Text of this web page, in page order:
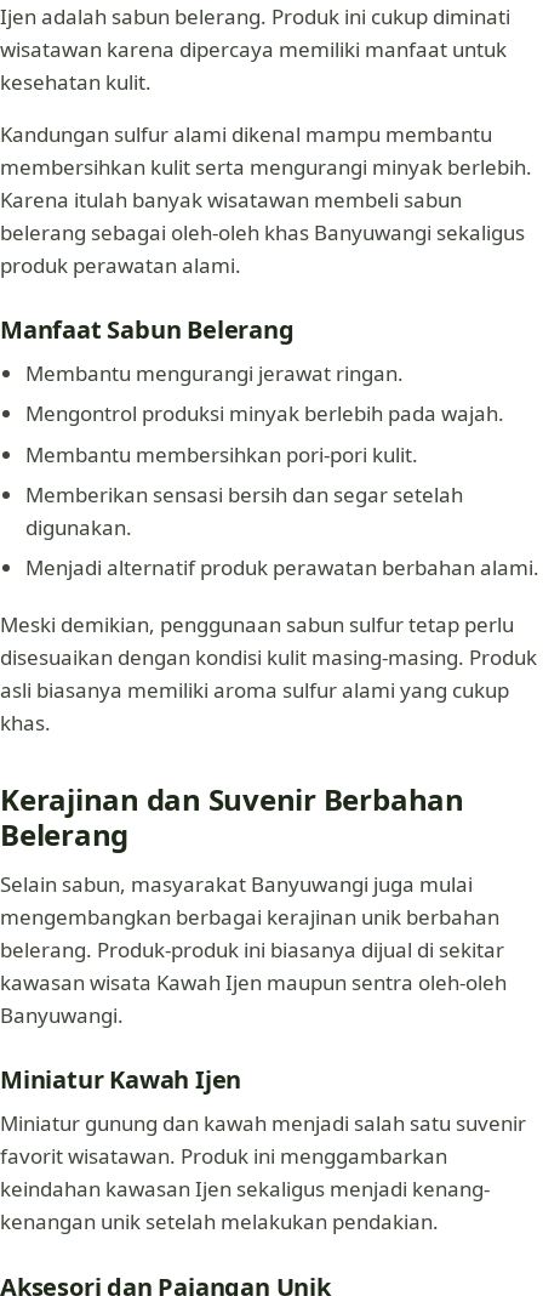
Ijen adalah sabun belerang. Produk ini cukup diminati
wisatawan karena dipercaya memiliki manfaat untuk
kesehatan kulit.
Kandungan sulfur alami dikenal mampu membantu
membersihkan kulit serta mengurangi minyak berlebih.
Karena itulah banyak wisatawan membeli sabun
belerang sebagai oleh-oleh khas Banyuwangi sekaligus
produk perawatan alami.
Manfaat Sabun Belerang
Membantu mengurangi jerawat ringan.
Mengontrol produksi minyak berlebih pada wajah.
Membantu membersihkan pori-pori kulit.
Memberikan sensasi bersih dan segar setelah
digunakan.
Menjadi alternatif produk perawatan berbahan alami.
Meski demikian, penggunaan sabun sulfur tetap perlu
disesuaikan dengan kondisi kulit masing-masing. Produk
asli biasanya memiliki aroma sulfur alami yang cukup
khas.
Kerajinan dan Suvenir Berbahan
Belerang
Selain sabun, masyarakat Banyuwangi juga mulai
mengembangkan berbagai kerajinan unik berbahan
belerang. Produk-produk ini biasanya dijual di sekitar
kawasan wisata Kawah Ijen maupun sentra oleh-oleh
Banyuwangi.
Miniatur Kawah Ijen
Miniatur gunung dan kawah menjadi salah satu suvenir
favorit wisatawan. Produk ini menggambarkan
keindahan kawasan Ijen sekaligus menjadi kenang-
kenangan unik setelah melakukan pendakian.
Aksesori dan Pajangan Unik